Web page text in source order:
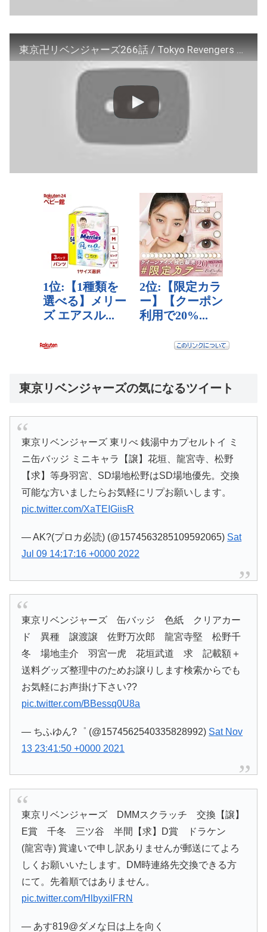
東京卍リベンジャーズ266話 / Tokyo Revengers chapter 266 RAW
東京リベンジャーズの気になるツイート
東京リベンジャーズ 東リべ 銭湯中カプセルトイ ミ
ニ缶バッジ ミニキャラ【譲】花垣、龍宮寺、松野
【求】等身羽宮、SD場地松野はSD場地優先。交換
可能な方いましたらお気軽にリプお願いします。
pic.twitter.com/XaTEIGiisR
— AK?(プロカ必読) (@1574563285109592065) Sat
Jul 09 14:17:16 +0000 2022
東京リベンジャーズ 缶バッジ 色紙 クリアカー
ド 異種 譲渡譲 佐野万次郎 龍宮寺堅 松野千
冬 場地圭介 羽宮一虎 花垣武道 求 記載額＋
送料グッズ整理中のためお譲りします検索からでも
お気軽にお声掛け下さい??
pic.twitter.com/BBessq0U8a
— ちふゆん?゜ (@1574562540335828992) Sat Nov
13 23:41:50 +0000 2021
東京リベンジャーズ DMMスクラッチ 交換【譲】
E賞 千冬 三ツ谷 半間【求】D賞 ドラケン
(龍宮寺) 賞違いで申し訳ありませんが郵送にてよろ
しくお願いいたします。DM時連絡先交換できる方
にて。先着順ではありません。
pic.twitter.com/HlbyxiIFRN
— あす819@ダメな日は上を向く